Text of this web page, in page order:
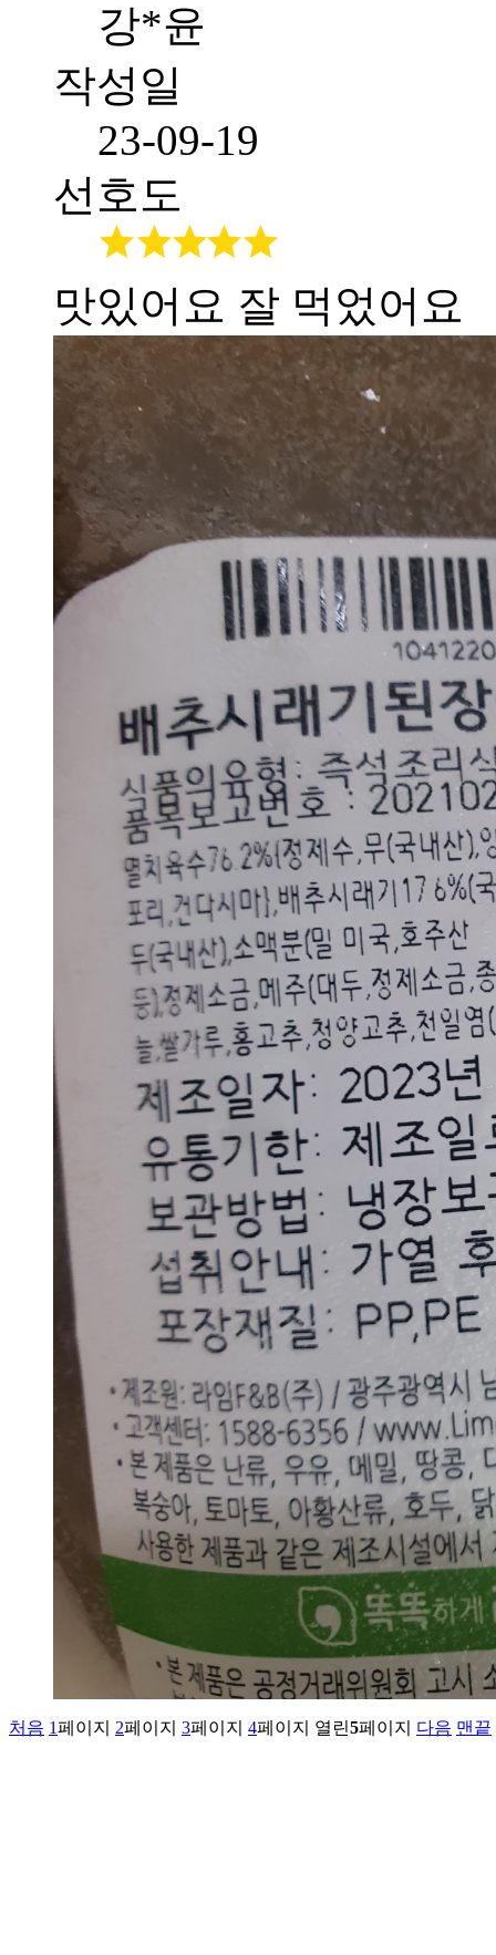
강*윤
작성일
23-09-19
선호도
맛있어요 잘 먹었어요
처음 1페이지 2페이지 3페이지 4페이지 열린5페이지 다음 맨끝